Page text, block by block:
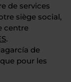
de services
siège social,
centre
.
de
pour les